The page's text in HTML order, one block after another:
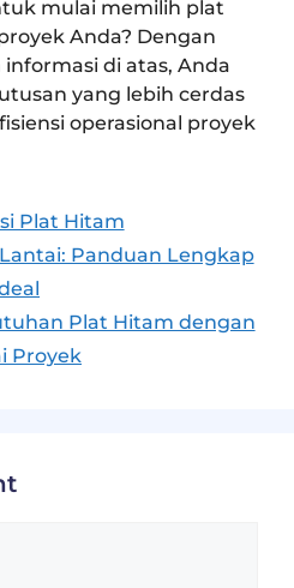
mulai memilih plat
Anda? Dengan
di atas, Anda
yang lebih cerdas
operasional proyek
Plat Hitam
Panduan Lengkap
Plat Hitam dengan
Proyek